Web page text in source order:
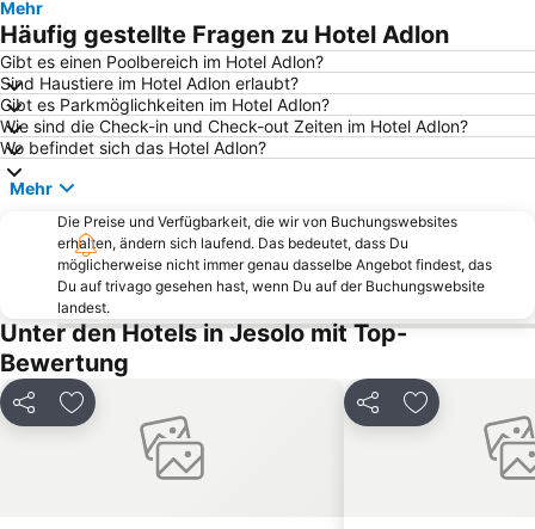
Lignano Pineta
Venezia-Mestre railway station
San Marco
Lignano Riviera Beach
Duna Verde
Punta Sabbioni
Flughafen Venedig-Tessera
Cannaregio
Lido Venezia
Aquasplash
Spiaggia di Ponente
Spiaggia di Levante
Sottomarina
La Biennale di Venezia
Port Punta Sabbioni
Dorsoduro
Venedig Simplon Orient-Express
Giudecca
Cavallino Beach
Duna Verde
Canal Grande
Mehr
Häufig gestellte Fragen zu Hotel Adlon
Gibt es einen Poolbereich im Hotel Adlon?
Sind Haustiere im Hotel Adlon erlaubt?
Gibt es Parkmöglichkeiten im Hotel Adlon?
Wie sind die Check-in und Check-out Zeiten im Hotel Adlon?
Wo befindet sich das Hotel Adlon?
Mehr
Die Preise und Verfügbarkeit, die wir von Buchungswebsites
erhalten, ändern sich laufend. Das bedeutet, dass Du
möglicherweise nicht immer genau dasselbe Angebot findest, das
Du auf trivago gesehen hast, wenn Du auf der Buchungswebsite
landest.
Unter den Hotels in Jesolo mit Top-
Bewertung
Teilen Zu Favoriten hinzufügen Teilen Zu Favoriten